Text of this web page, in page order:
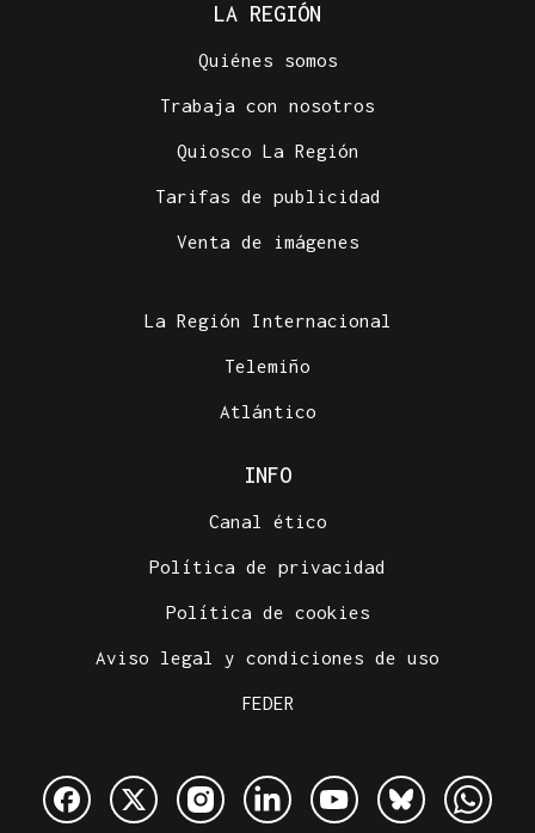
LA REGIÓN
Quiénes somos
Trabaja con nosotros
Quiosco La Región
Tarifas de publicidad
Venta de imágenes
La Región Internacional
Telemiño
Atlántico
INFO
Canal ético
Política de privacidad
Política de cookies
Aviso legal y condiciones de uso
FEDER